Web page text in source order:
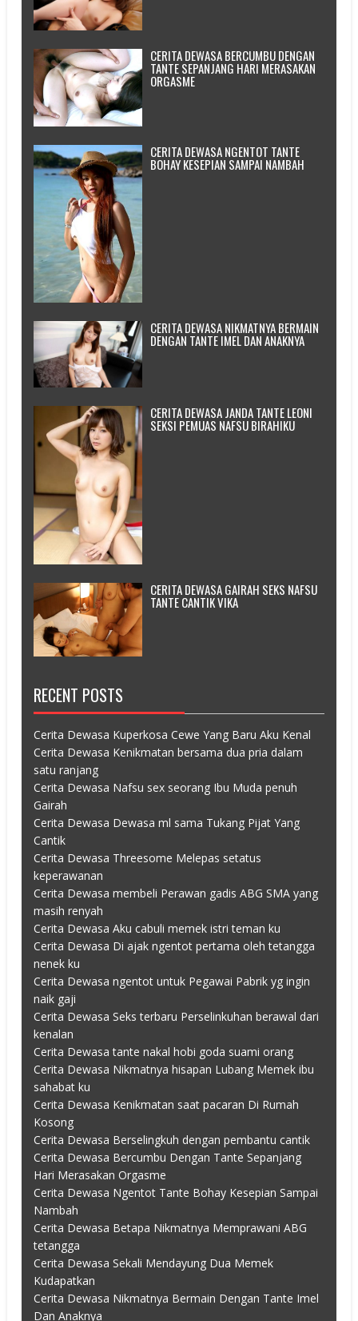
CERITA DEWASA BERCUMBU DENGAN
TANTE SEPANJANG HARI MERASAKAN
ORGASME
CERITA DEWASA NGENTOT TANTE
BOHAY KESEPIAN SAMPAI NAMBAH
CERITA DEWASA NIKMATNYA BERMAIN
DENGAN TANTE IMEL DAN ANAKNYA
CERITA DEWASA JANDA TANTE LEONI
SEKSI PEMUAS NAFSU BIRAHIKU
CERITA DEWASA GAIRAH SEKS NAFSU
TANTE CANTIK VIKA
RECENT POSTS
Cerita Dewasa Kuperkosa Cewe Yang Baru Aku Kenal
Cerita Dewasa Kenikmatan bersama dua pria dalam
satu ranjang
Cerita Dewasa Nafsu sex seorang Ibu Muda penuh
Gairah
Cerita Dewasa Dewasa ml sama Tukang Pijat Yang
Cantik
Cerita Dewasa Threesome Melepas setatus
keperawanan
Cerita Dewasa membeli Perawan gadis ABG SMA yang
masih renyah
Cerita Dewasa Aku cabuli memek istri teman ku
Cerita Dewasa Di ajak ngentot pertama oleh tetangga
nenek ku
Cerita Dewasa ngentot untuk Pegawai Pabrik yg ingin
naik gaji
Cerita Dewasa Seks terbaru Perselinkuhan berawal dari
kenalan
Cerita Dewasa tante nakal hobi goda suami orang
Cerita Dewasa Nikmatnya hisapan Lubang Memek ibu
sahabat ku
Cerita Dewasa Kenikmatan saat pacaran Di Rumah
Kosong
Cerita Dewasa Berselingkuh dengan pembantu cantik
Cerita Dewasa Bercumbu Dengan Tante Sepanjang
Hari Merasakan Orgasme
Cerita Dewasa Ngentot Tante Bohay Kesepian Sampai
Nambah
Cerita Dewasa Betapa Nikmatnya Memprawani ABG
tetangga
Cerita Dewasa Sekali Mendayung Dua Memek
Kudapatkan
Cerita Dewasa Nikmatnya Bermain Dengan Tante Imel
Dan Anaknya